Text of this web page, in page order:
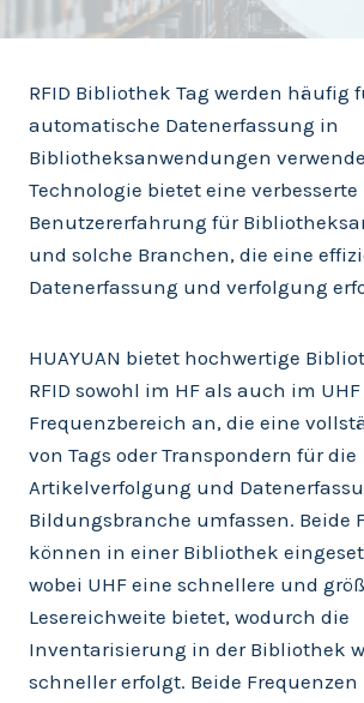
RFID Bibliothek Tag werden häufig
automatische Datenerfassung in
Bibliotheksanwendungen
Technologie bietet eine verbesserte
Benutzererfahrung für
und solche Branchen, die eine
Datenerfassung und verfolgung
HUAYUAN bietet hochwertige
RFID sowohl im HF als auch im UHF
Frequenzbereich an, die eine
von Tags oder Transpondern für die
Artikelverfolgung und
Bildungsbranche umfassen. Beide
können in einer Bibliothek
wobei UHF eine schnellere und
Lesereichweite bietet, wodurch die
Inventarisierung in der Bibliothek
schneller erfolgt. Beide Frequenzen